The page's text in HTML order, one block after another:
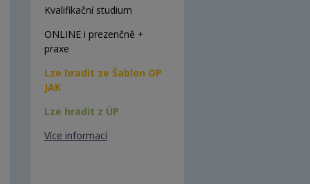
Kvalifikační studium
ONLINE i prezenčně +
praxe
Lze hradit ze Šablon OP
JAK
Lze hradit z ÚP
Více informací